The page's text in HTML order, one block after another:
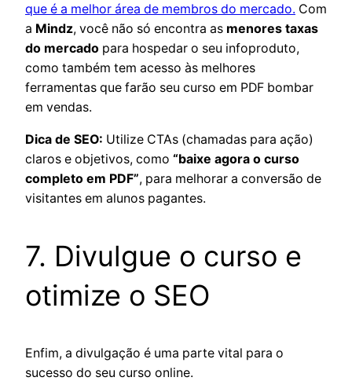
que é a melhor área de membros do mercado. Com
a Mindz, você não só encontra as menores taxas
do mercado para hospedar o seu infoproduto,
como também tem acesso às melhores
ferramentas que farão seu curso em PDF bombar
em vendas.
Dica de SEO: Utilize CTAs (chamadas para ação)
claros e objetivos, como “baixe agora o curso
completo em PDF”, para melhorar a conversão de
visitantes em alunos pagantes.
7. Divulgue o curso e
otimize o SEO
Enfim, a divulgação é uma parte vital para o
sucesso do seu curso online.